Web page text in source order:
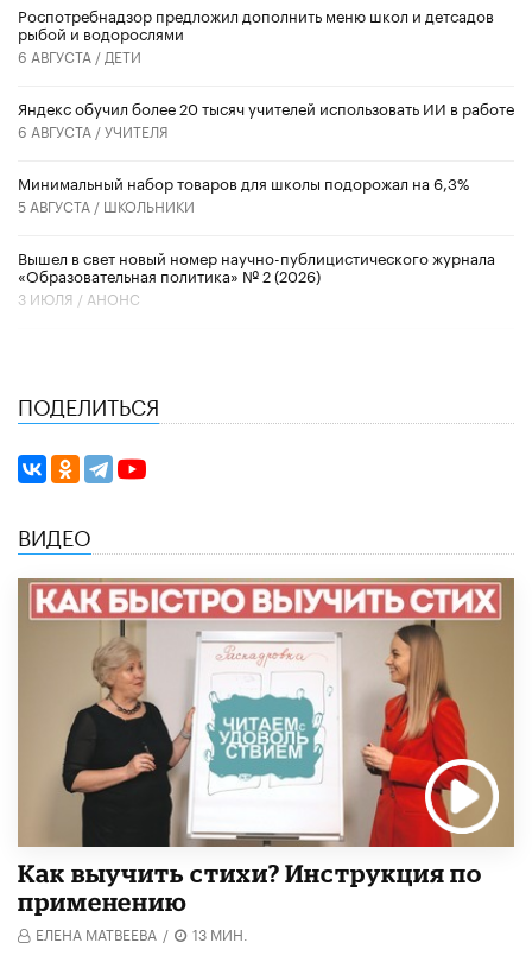
Роспотребнадзор предложил дополнить меню школ и детсадов
рыбой и водорослями
6 АВГУСТА / ДЕТИ
​Яндекс обучил более 20 тысяч учителей использовать ИИ в работе
6 АВГУСТА /УЧИТЕЛЯ
Минимальный набор товаров для школы подорожал на 6,3%
5 АВГУСТА / ШКОЛЬНИКИ
Вышел в свет новый номер научно-публицистического журнала
«Образовательная политика» № 2 (2026)
3 ИЮЛЯ / АНОНС
ПОДЕЛИТЬСЯ
ВИДЕО
Как выучить стихи? Инструкция по
применению
ЕЛЕНА МАТВЕЕВА / 13 МИН.